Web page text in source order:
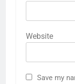
Website
Save my